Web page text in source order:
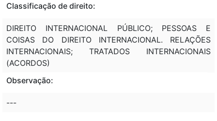
Classificação de direito:
DIREITO INTERNACIONAL PÚBLICO; PESSOAS E
COISAS DO DIREITO INTERNACIONAL. RELAÇÕES
INTERNACIONAIS; TRATADOS INTERNACIONAIS
(ACORDOS)
Observação:
---